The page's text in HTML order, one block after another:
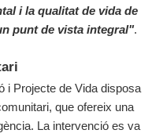
i la qualitat de vida de
punt de vista integral".
i Projecte de Vida disposa
que ofereix una
La intervenció es va